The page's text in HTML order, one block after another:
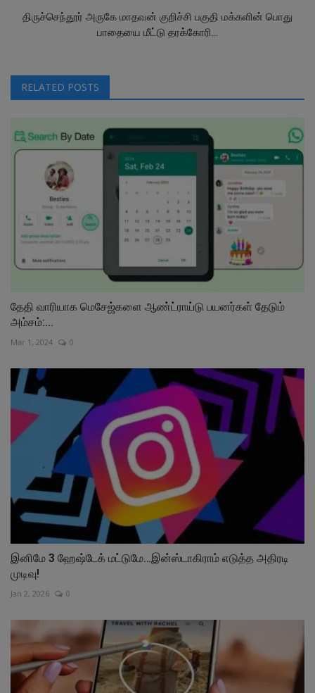
திருச்செந்தூர் அருகே மாதவன் குறிச்சி பகுதி மக்களின் பொது
பாதையை மீட்டு தரக்கோரி...
RELATED POSTS
தேதி வாரியாக மெசேஜ்களை ஆண்ட்ராய்டு பயனர்கள் தேடும்
அம்சம்:...
Mar 1, 2024 0
இனிமே 3 ஹேஷ்டேக் மட்டுமே…இன்ஸ்டாகிராம் எடுத்த அதிரடி
முடிவு!
Jan 2, 2026 0